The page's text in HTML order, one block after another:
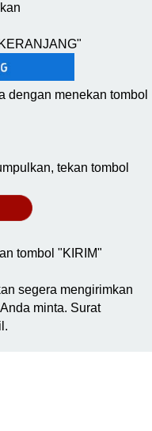
dengan menekan tombol
tekan tombol
tombol "KIRIM"
segera mengirimkan
minta. Surat